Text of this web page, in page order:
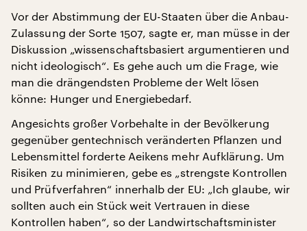
Vor der Abstimmung der EU-Staaten über die Anbau-
Zulassung der Sorte 1507, sagte er, man müsse in der
Diskussion „wissenschaftsbasiert argumentieren und
nicht ideologisch“. Es gehe auch um die Frage, wie
man die drängendsten Probleme der Welt lösen
könne: Hunger und Energiebedarf.
Angesichts großer Vorbehalte in der Bevölkerung
gegenüber gentechnisch veränderten Pflanzen und
Lebensmittel forderte Aeikens mehr Aufklärung. Um
Risiken zu minimieren, gebe es „strengste Kontrollen
und Prüfverfahren“ innerhalb der EU: „Ich glaube, wir
sollten auch ein Stück weit Vertrauen in diese
Kontrollen haben“, so der Landwirtschaftsminister